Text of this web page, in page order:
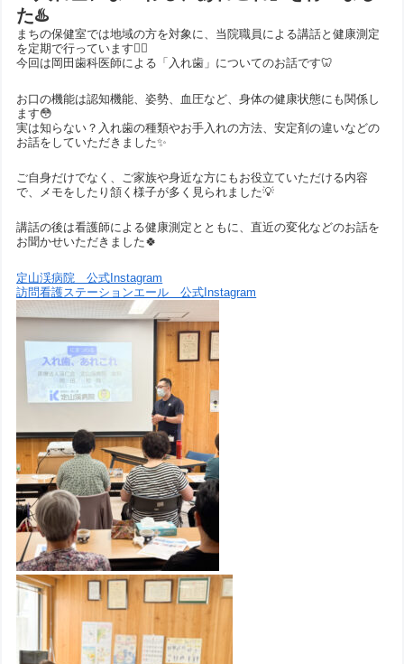
た♨️
まちの保健室では地域の方を対象に、当院職員による講話と健康測定
を定期で行っています🙋‍♂️
今回は岡田歯科医師による「入れ歯」についてのお話です🦷
お口の機能は認知機能、姿勢、血圧など、身体の健康状態にも関係し
ます😳
実は知らない？入れ歯の種類やお手入れの方法、安定剤の違いなどの
お話をしていただきました✨
ご自身だけでなく、ご家族や身近な方にもお役立ていただける内容
で、メモをしたり頷く様子が多く見られました💡
講話の後は看護師による健康測定とともに、直近の変化などのお話を
お聞かせいただきました🍀
定山渓病院 公式Instagram
訪問看護ステーションエール 公式Instagram